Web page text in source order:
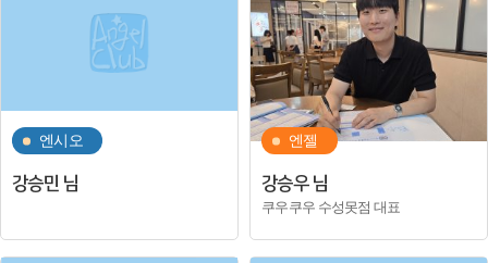
엔시오
강승민 님
엔젤
강승우 님
쿠우쿠우 수성못점 대표